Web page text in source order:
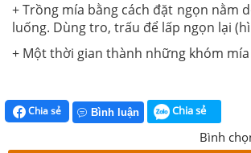
+ Trồng mía bằng cách đặt ngọn nằm
luống. Dùng tro, trấu để lấp ngọn lại
+ Một thời gian thành những khóm mía
Chia sẻ Bình luận Chia sẻ
Bình